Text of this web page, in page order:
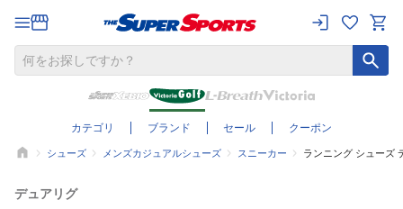
カテゴリ ブランド セール クーポン
シューズ メンズカジュアルシューズ スニーカー ランニング シューズ
デュアリグ